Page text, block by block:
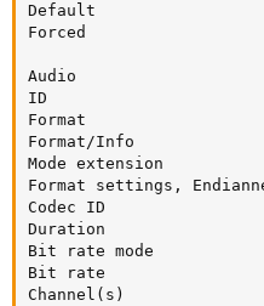
Default
Forced
Audio
ID
Format
Format/Info
Mode extension
Format settings,
Codec ID
Duration
Bit rate mode
Bit rate
Channel(s)